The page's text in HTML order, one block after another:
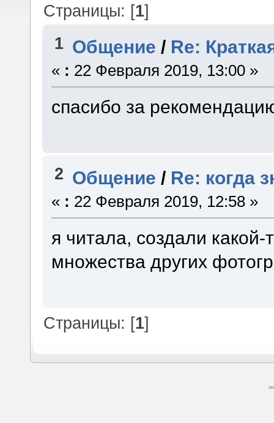
Страницы: [1]
1 Общение / Re:
« : 22 Февраля 2019, 13:00 »
спасибо за
2 Общение / Re: когда
« : 22 Февраля 2019, 12:58 »
я читала, создали какой-
множества других
Страницы: [1]